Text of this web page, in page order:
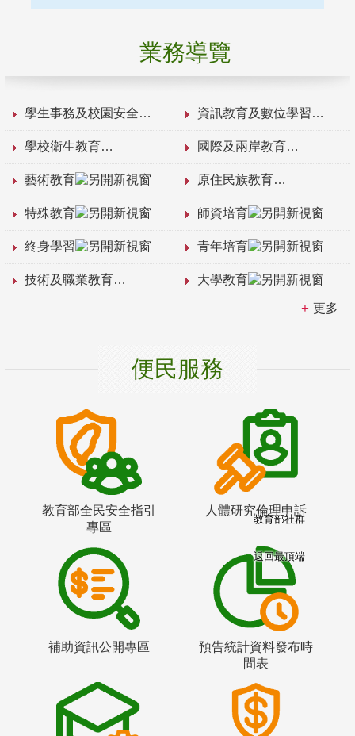
業務導覽
學生事務及校園安全 資訊教育及數位學習
學校衛生教育 國際及兩岸教育
藝術教育 原住民族教育
特殊教育 師資培育
終身學習 青年培育
技術及職業教育 大學教育
更多
便民服務
教育部全民安全指引
專區
人體研究倫理申訴
補助資訊公開專區
預告統計資料發布時
間表
教育部社群
返回最頂端